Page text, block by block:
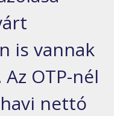
is vannak
OTP-nél
nettó